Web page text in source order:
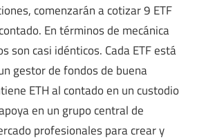
comenzarán a cotizar 9 ETF
En términos de mecánica
son casi idénticos. Cada ETF está
gestor de fondos de buena
ETH al contado en un custodio
en un grupo central de
profesionales para crear y